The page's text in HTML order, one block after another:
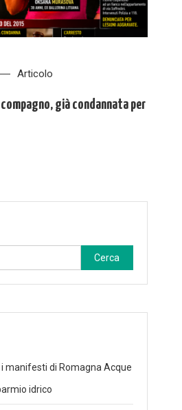
Articolo
già condannata per
Ricerca
per:
i manifesti di Romagna Acque
idrico